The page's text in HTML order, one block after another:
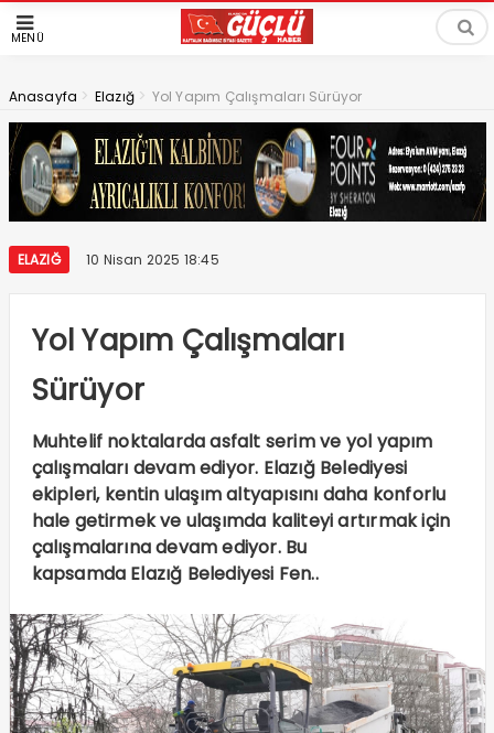
MENÜ
Anasayfa > Elazığ > Yol Yapım Çalışmaları Sürüyor
ELAZIĞ 10 Nisan 2025 18:45
Yol Yapım Çalışmaları
Sürüyor
Muhtelif noktalarda asfalt serim ve yol yapım
çalışmaları devam ediyor. Elazığ Belediyesi
ekipleri, kentin ulaşım altyapısını daha konforlu
hale getirmek ve ulaşımda kaliteyi artırmak için
çalışmalarına devam ediyor. Bu
kapsamda Elazığ Belediyesi Fen..